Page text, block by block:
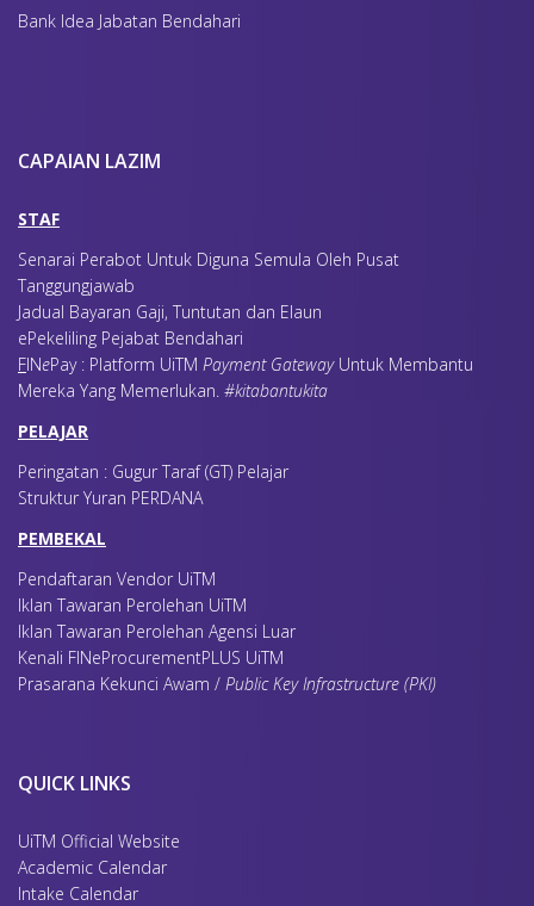
Bank Idea Jabatan Bendahari
CAPAIAN LAZIM
STAF
Senarai Perabot Untuk Diguna Semula Oleh Pusat
Tanggungjawab
Jadual Bayaran Gaji, Tuntutan dan Elaun
ePekeliling Pejabat Bendahari
FINePay : Platform UiTM Payment GatewayUntuk Membantu
Mereka Yang Memerlukan. #kitabantukita
PELAJAR
Peringatan : Gugur Taraf (GT) Pelajar
Struktur Yuran PERDANA
PEMBEKAL
Pendaftaran Vendor UiTM
Iklan Tawaran Perolehan UiTM
Iklan Tawaran Perolehan Agensi Luar
Kenali FINeProcurementPLUS UiTM
Prasarana Kekunci Awam / Public Key Infrastructure (PKI)
QUICK LINKS
UiTM Official Website
Academic Calendar
Intake Calendar